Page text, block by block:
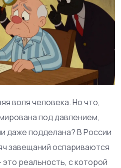
воля человека. Но что,
под давлением,
даже подделана? В России
завещаний оспариваются
реальность, с которой